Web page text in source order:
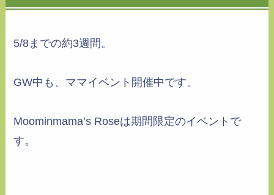
5/8までの約3週間。
GW中も、ママイベント開催中です。
Moominmama’s Roseは期間限定のイベントで
す。